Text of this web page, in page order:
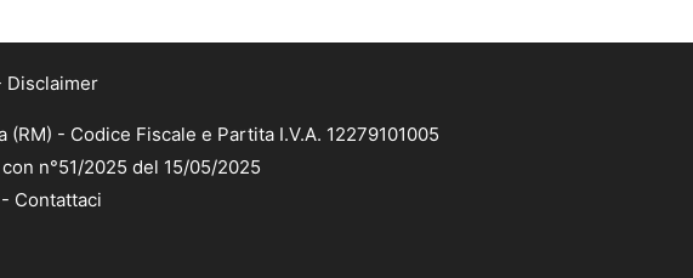
Disclaimer
- Codice Fiscale e Partita I.V.A. 12279101005
n°51/2025 del 15/05/2025
Contattaci